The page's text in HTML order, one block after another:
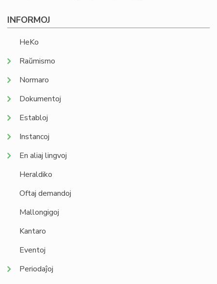
INFORMOJ
HeKo
Raŭmismo
Normaro
Dokumentoj
Establoj
Instancoj
En aliaj lingvoj
Heraldiko
Oftaj demandoj
Mallongigoj
Kantaro
Eventoj
Periodaĵoj